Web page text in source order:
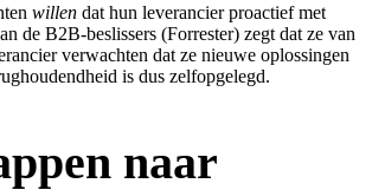
willen dat hun leverancier proactief met
de B2B-beslissers (Forrester) zegt dat ze van
verwachten dat ze nieuwe oplossingen
is dus zelfopgelegd.
naar